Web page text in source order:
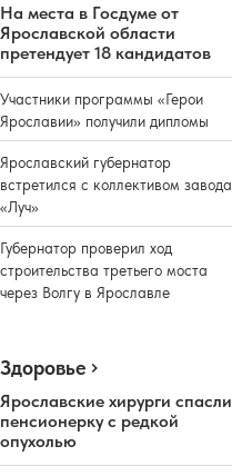
На места в Госдуме от
Ярославской области
претендует 18 кандидатов
Участники программы «Герои
Ярославии» получили дипломы
Ярославский губернатор
встретился с коллективом завода
«Луч»
Губернатор проверил ход
строительства третьего моста
через Волгу в Ярославле
Здоровье
Ярославские хирурги спасли
пенсионерку с редкой
опухолью